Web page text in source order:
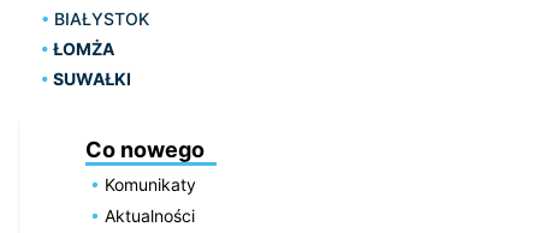
BIAŁYSTOK
ŁOMŻA
SUWAŁKI
Co nowego
Komunikaty
Aktualności